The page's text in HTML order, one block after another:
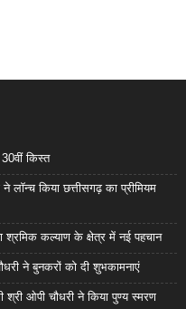
किस्त
किया छत्तीसगढ़ का प्रीमियम
श्रमिक कल्याण के क्षेत्र में नई पहचान
ने बुनकरों को दी शुभकामनाएं
श्री ओपी चौधरी ने किया पुण्य स्मरण